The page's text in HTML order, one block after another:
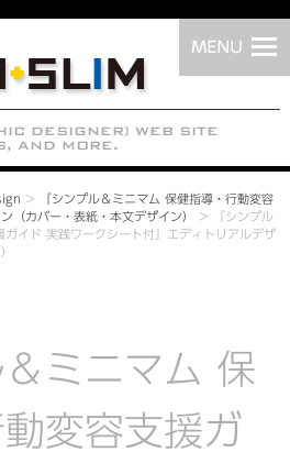
>
『シンプル＆ミニマム 保健指導・行動変容
（カバー・表紙・本文デザイン）
>
『シンプル
ガイド 実践ワークシート付』エディトリアルデザ
＆ミニマム 保
変容支援ガ